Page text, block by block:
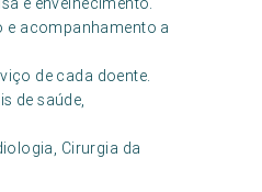
e acompanhamento a
de cada doente.
de saúde,
Cirurgia da